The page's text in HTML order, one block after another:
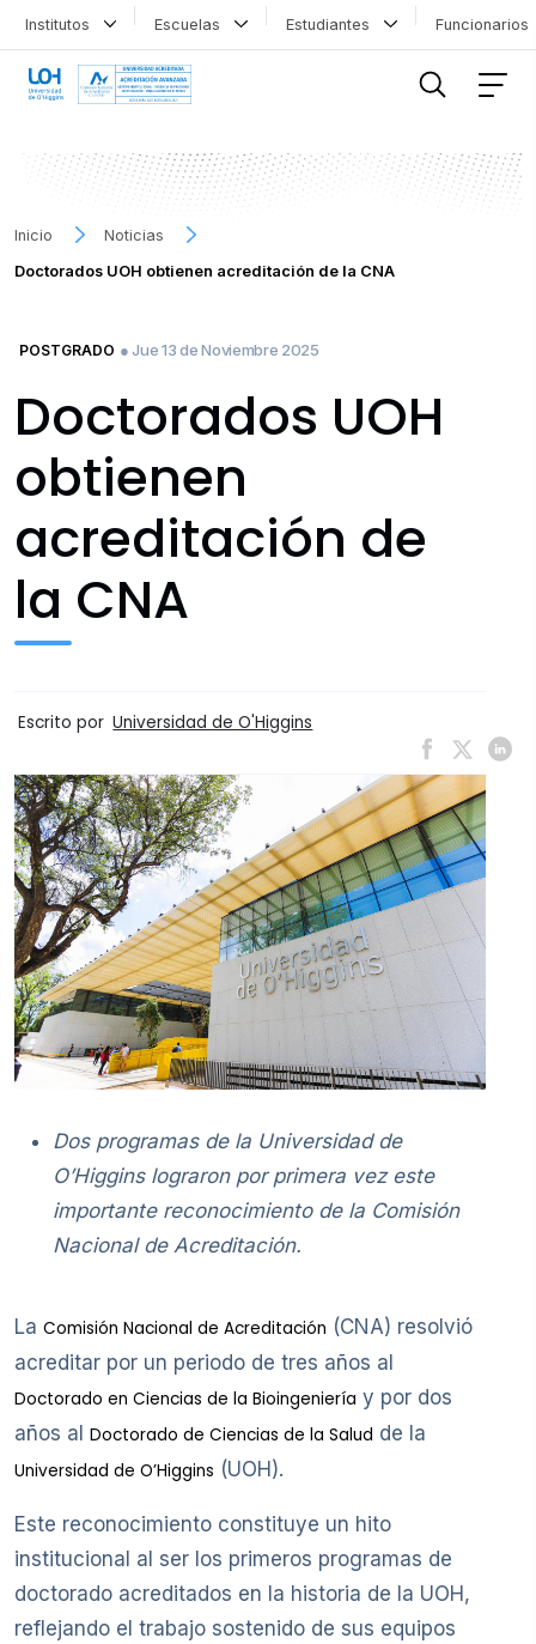
Institutos Escuelas Estudiantes
Inicio
Noticias
Doctorados UOH obtienen acreditación de la CNA
POSTGRADO ● Jue 13 de Noviembre 2025
Doctorados UOH
obtienen
acreditación de
la CNA
Escrito por Universidad de O'Higgins
Dos programas de la Universidad de
O’Higgins lograron por primera vez este
importante reconocimiento de la Comisión
Nacional de Acreditación.
La Comisión Nacional de Acreditación (CNA) resolvió
acreditar por un periodo de tres años al
Doctorado en Ciencias de la Bioingeniería y por dos
años al Doctorado de Ciencias de la Salud de la
Universidad de O’Higgins (UOH).
Este reconocimiento constituye un hito
institucional al ser los primeros programas de
doctorado acreditados en la historia de la UOH,
reflejando el trabajo sostenido de sus equipos